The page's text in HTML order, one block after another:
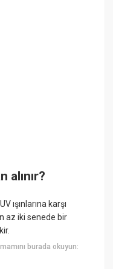
alınır?
ışınlarına karşı
az iki senede bir
burada okuyun: